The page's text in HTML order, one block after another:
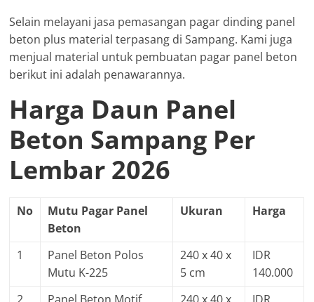
Selain melayani jasa pemasangan pagar dinding panel
beton plus material terpasang di Sampang. Kami juga
menjual material untuk pembuatan pagar panel beton
berikut ini adalah penawarannya.
Harga Daun Panel
Beton Sampang Per
Lembar 2026
No
Mutu Pagar Panel
Beton
Ukuran Harga
1
Panel Beton Polos
Mutu K-225
240 x 40 x
5 cm
IDR
140.000